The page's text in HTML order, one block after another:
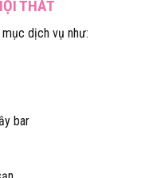
THẤT
dịch vụ như:
bar